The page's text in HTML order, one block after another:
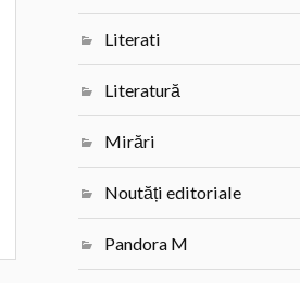
Literati
Literatură
Mirări
Noutăți editoriale
Pandora M